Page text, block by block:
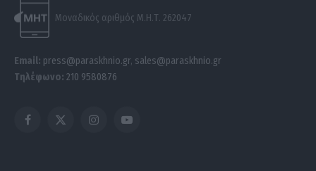
Μοναδικός αριθμός Μ.Η.Τ. 262047
Email: press@paraskhnio.gr, sales@paraskhnio.gr
Τηλέφωνο: 210 9580876
Facebook
X
InstagramYouTube